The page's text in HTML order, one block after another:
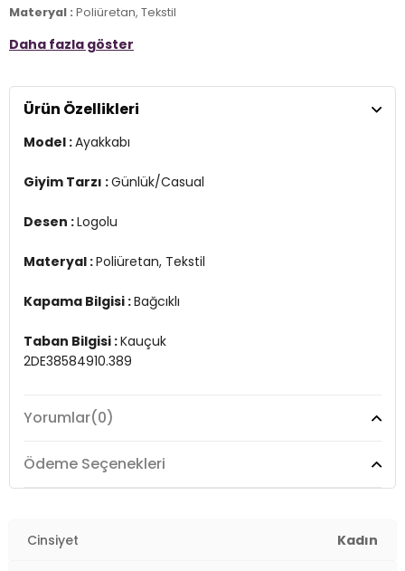
Materyal : Poliüretan, Tekstil
Kapama Bilgisi :Bağcıklı
2DE38584910.389
Daha fazla göster
Ürün Özellikleri
Model :Ayakkabı
Giyim Tarzı :Günlük/Casual
Desen :Logolu
Materyal :Poliüretan, Tekstil
Kapama Bilgisi :Bağcıklı
Taban Bilgisi :Kauçuk
2DE38584910.389
Yorumlar(0)
Ödeme Seçenekleri
Cinsiyet Kadın